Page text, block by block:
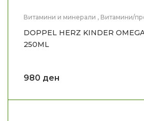
Витамини и минерали , Витамини/
DOPPEL HERZ KINDER
250ML
980 ден